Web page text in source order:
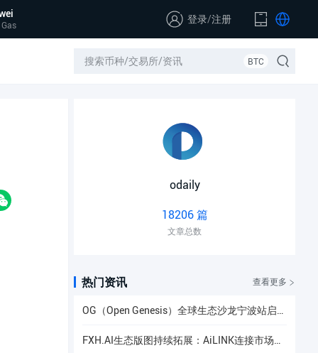
登录/注册
BTC
odaily
18206 篇
文章总数
热门资讯 查看更多
OG（Open Genesis）全球生态沙龙宁波站启幕，聚焦AI × Web3共识与应用落地
FXH.AI生态版图持续拓展：AiLINK连接市场数据、AI洞察与安全协作